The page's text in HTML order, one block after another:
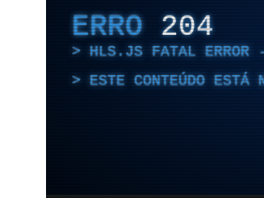
ERRO 204
HLS.JS FATAL ERROR -
ESTE CONTEÚDO ESTÁ